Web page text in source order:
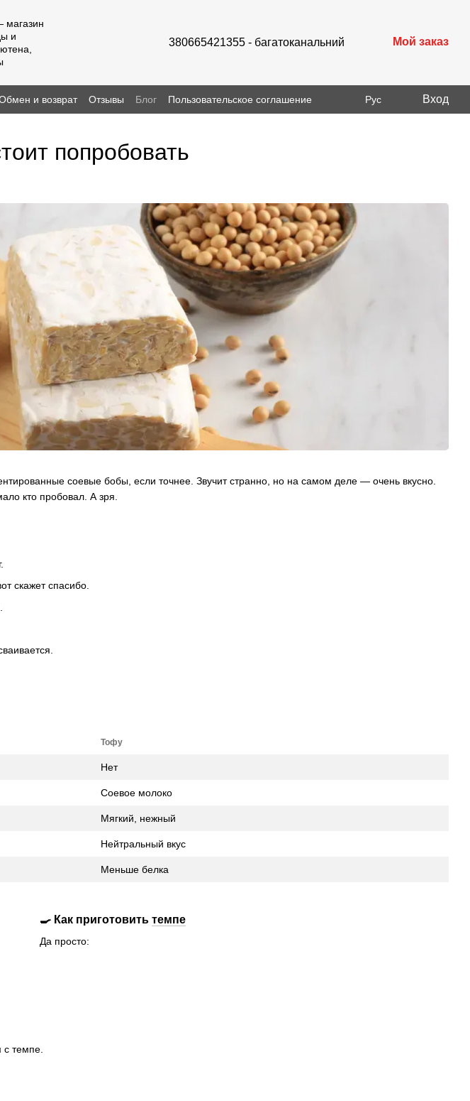
380665421355 - багатоканальний Мой заказ
и возврат Отзывы Блог Пользовательское соглашение Рус Вход
попробовать
соевые бобы, если точнее. Звучит странно, но на самом деле — очень вкусно.
кто пробовал. А зря.
скажет спасибо.
Тофу
Нет
Соевое молоко
Мягкий, нежный
Нейтральный вкус
Меньше белка
🍳 Как приготовить темпе
Да просто:
с темпе.